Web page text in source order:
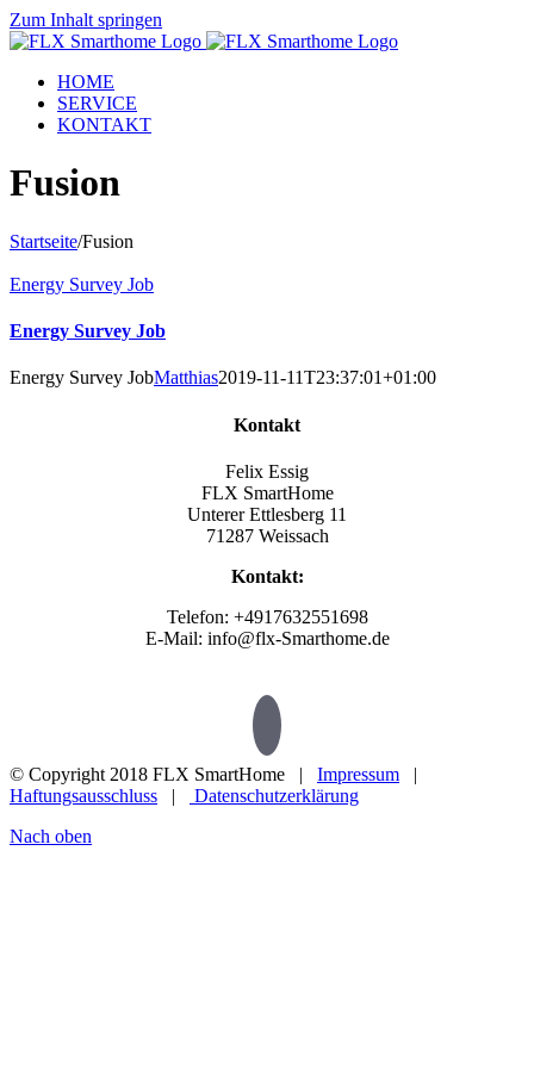
Zum Inhalt springen
HOME
SERVICE
KONTAKT
Fusion
Startseite/Fusion
Energy Survey Job
Energy Survey Job
Energy Survey JobMatthias2019-11-11T23:37:01+01:00
Kontakt
Felix Essig
FLX SmartHome
Unterer Ettlesberg 11
71287 Weissach
Kontakt:
Telefon: +4917632551698
E-Mail: info@flx-Smarthome.de
© Copyright 2018 FLX SmartHome | Impressum |
Haftungsausschluss |
Datenschutzerklärung
Nach oben